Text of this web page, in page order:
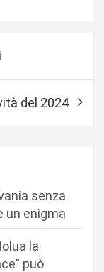
del 2024
senza
un enigma
la
può